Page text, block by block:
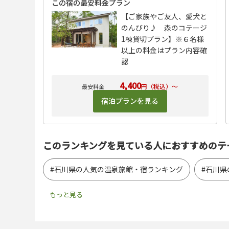
この宿の最安料金プラン
【ご家族やご友人、愛犬と
のんびり♪ 森のコテージ
1棟貸切プラン】※６名様
以上の料金はプラン内容確
認
4,400円（税込）～
宿泊プランを見る
このランキングを見ている人におすすめの
#石川県の人気の温泉旅館・宿ランキング #石川